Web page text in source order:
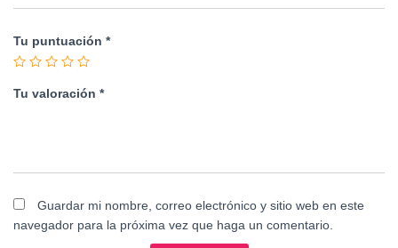
Tu puntuación *
Tu valoración *
Guardar mi nombre, correo electrónico y sitio web en este
navegador para la próxima vez que haga un comentario.